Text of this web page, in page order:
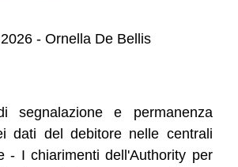
- Ornella De Bellis
segnalazione e permanenza
dati del debitore nelle centrali
- I chiarimenti dell'Authority per